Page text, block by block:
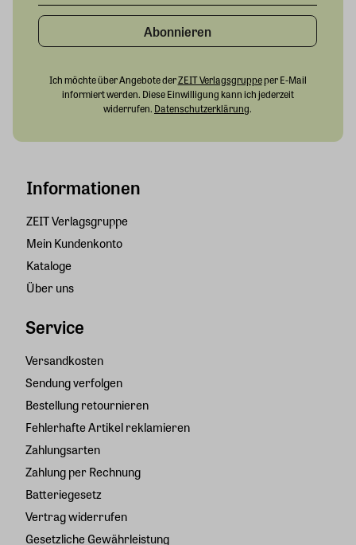
Informationen
ZEIT Verlagsgruppe
Mein Kundenkonto
Kataloge
Über uns
Service
Versandkosten
Sendung verfolgen
Bestellung retournieren
Fehlerhafte Artikel reklamieren
Zahlungsarten
Zahlung per Rechnung
Batteriegesetz
Vertrag widerrufen
Gesetzliche Gewährleistung
Abonnieren
Ich möchte über Angebote derZEIT Verlagsgruppeper E-Mail
informiert werden. Diese Einwilligung kann ich jederzeit
widerrufen. Datenschutzerklärung.